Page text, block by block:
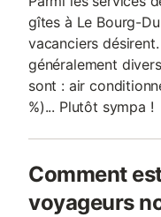
gîtes à Le Bourg-
vacanciers
généralement
sont : air
%)... Plutôt sympa !
Comment
voyageurs